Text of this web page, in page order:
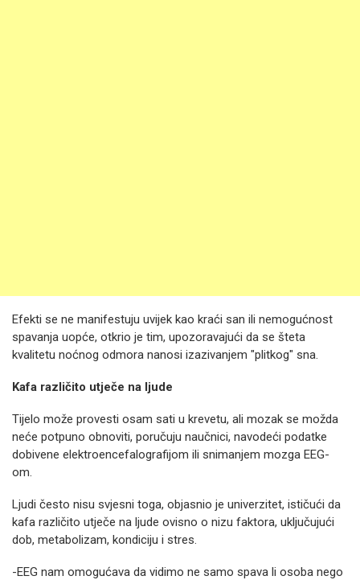
Efekti se ne manifestuju uvijek kao kraći san ili nemogućnost
spavanja uopće, otkrio je tim, upozoravajući da se šteta
kvalitetu noćnog odmora nanosi izazivanjem "plitkog" sna.
Kafa različito utječe na ljude
Tijelo može provesti osam sati u krevetu, ali mozak se možda
neće potpuno obnoviti, poručuju naučnici, navodeći podatke
dobivene elektroencefalografijom ili snimanjem mozga EEG-
om.
Ljudi često nisu svjesni toga, objasnio je univerzitet, ističući da
kafa različito utječe na ljude ovisno o nizu faktora, uključujući
dob, metabolizam, kondiciju i stres.
-EEG nam omogućava da vidimo ne samo spava li osoba nego